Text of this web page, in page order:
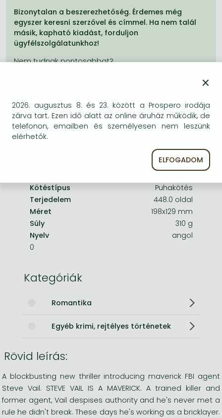
Frieren manga
Bleach manga
One-Punch Man manga
Bizonytalan a beszerezhetőség. Érdemes még
egyszer keresni szerzővel és címmel. Ha nem talál
másik, kapható kiadást, forduljon
ügyfélszolgálatunkhoz!
A termék adatai:
Kiadó
2010. április 29.
Kötéstípus
Puhakötés
Terjedelem
448.0 oldal
Méret
198x129 mm
Súly
310 g
Nyelv
angol
0
Kategóriák
Romantika
Egyéb krimi, rejtélyes történetek
Rövid leírás:
A blockbusting new thriller introducing maverick FBI agent
Steve Vail. STEVE VAIL IS A MAVERICK. A trained killer and
former agent, Vail despises authority and he's never met a
rule he didn't break. These days he's working as a bricklayer.
×
2026. augusztus 8. és 23. között a Prospero irodája
zárva tart. Ezen idő alatt az online áruház működik, de
telefonon, emailben és személyesen nem leszünk
elérhetők.
ELFOGADOM